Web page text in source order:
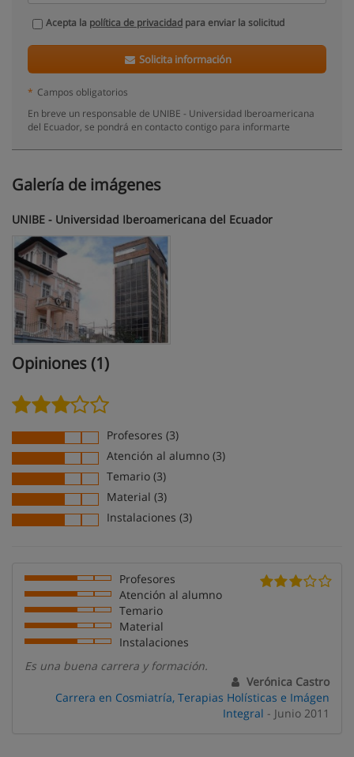
Acepta la política de privacidad para enviar la solicitud
Solicita información
* Campos obligatorios
En breve un responsable de UNIBE - Universidad Iberoamericana
del Ecuador, se pondrá en contacto contigo para informarte
Galería de imágenes
UNIBE - Universidad Iberoamericana del Ecuador
Opiniones (1)
Profesores (3)
Atención al alumno (3)
Temario (3)
Material (3)
Instalaciones (3)
Profesores
Atención al alumno
Temario
Material
Instalaciones
Es una buena carrera y formación.
Verónica Castro
Carrera en Cosmiatría, Terapias Holísticas e Imágen
Integral - Junio 2011